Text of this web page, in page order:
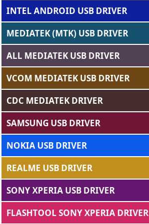
INTEL ANDROID USB DRIVER
MEDIATEK (MTK) USB DRIVER
ALL MEDIATEK USB DRIVER
VCOM MEDIATEK USB DRIVER
CDC MEDIATEK DRIVER
SAMSUNG USB DRIVER
NOKIA USB DRIVER
REALME USB DRIVER
SONY XPERIA USB DRIVER
FLASHTOOL SONY XPERIA DRIVER